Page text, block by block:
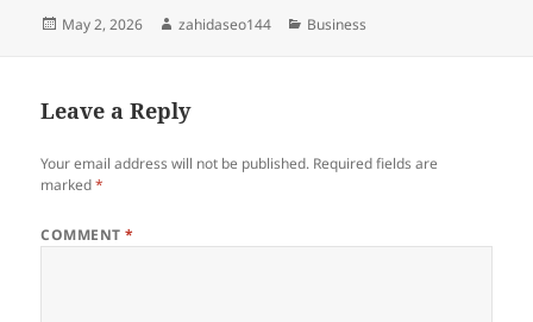
Posted
May 2, 2026 Author
zahidaseo144 Categories
Business
Leave a Reply
Your email address will not be published. Required fields are
marked*
COMMENT*